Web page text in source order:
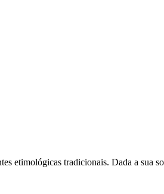
etimológicas tradicionais. Dada a sua